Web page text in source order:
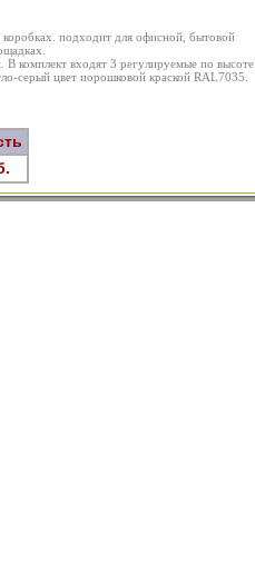
подходит для офисной, бытовой
комплект входят 3 регулируемые по высоте
серый цвет порошковой краской RAL7035.